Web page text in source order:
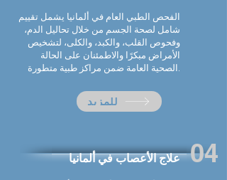
الفحص الطبي العام في ألمانيا يشمل تقييم
شامل لصحة الجسم من خلال تحاليل الدم،
وفحوص القلب، والكبد، والكلى، لتشخيص
الأمراض مبكرًا والاطمئنان على الحالة
الصحية العامة ضمن مراكز طبية متطورة.
للمزيد
علاج الأعصاب فيألمانيا 04